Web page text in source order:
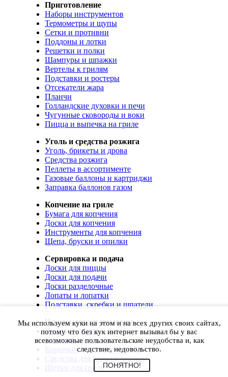
Приготовление
Наборы инструментов
Термометры и щупы
Сетки и противни
Поддоны и лотки
Решетки и полки
Шампуры и шпажки
Вертелы к грилям
Подставки и ростеры
Отсекатели жара
Планчи
Голландские духовки и печи
Чугунные сковороды и воки
Пицца и выпечка на гриле
Уголь и средства розжига
Уголь, брикеты и дрова
Средства розжига
Пеллеты в ассортименте
Газовые баллоны и картриджи
Заправка баллонов газом
Копчение на гриле
Бумага для копчения
Доски для копчения
Инструменты для копчения
Щепа, бруски и опилки
Сервировка и подача
Доски для пиццы
Доски для подачи
Доски разделочные
Лопаты и лопатки
Подставки, скребки и шпатели
Чистка, уход и хранение
Чехлы и сумки
Коврики для гриля
Корючки для инструментов
Средства для ухода и чистки
Щетки для гриля
Мы используем куки на этом и на всех других своих сайтах,
потому что без кук интернет вызывал бы у вас
всевозможные пользовательские неудобства и, как
следствие, недовольство.
ПОНЯТНО!